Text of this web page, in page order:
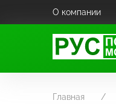
О компании
Главная